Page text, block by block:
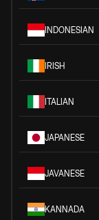
INDONESIAN
IRISH
ITALIAN
JAPANESE
JAVANESE
KANNADA